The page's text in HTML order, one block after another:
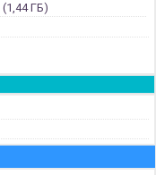
(1,44 ГБ)